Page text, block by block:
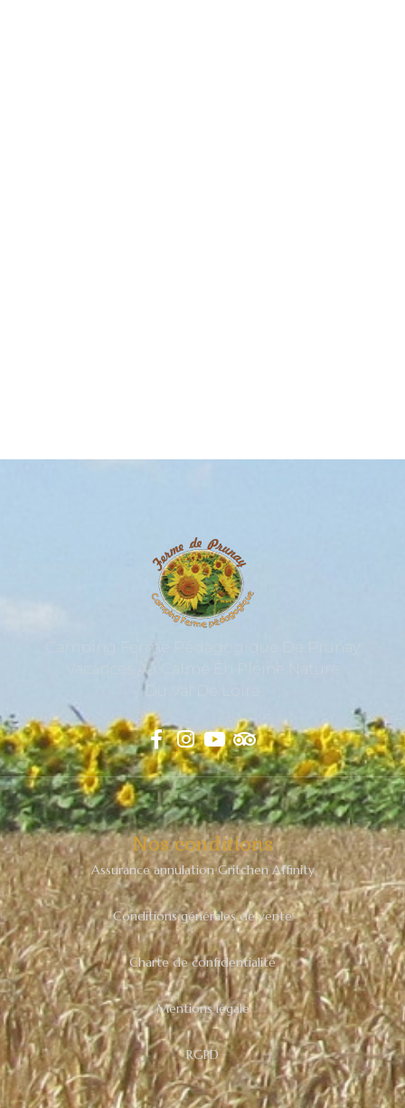
Camping Ferme Pédagogique De Prunay
Vacances Au Calme En Pleine Nature
Nos conditions
Assurance annulation Gritchen Affinity
Conditions générales de vente
Charte de confidentialité
Mentions légale
RGPD